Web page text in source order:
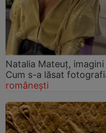
Natalia Mateuț,
Cum s-a lăsat
românești